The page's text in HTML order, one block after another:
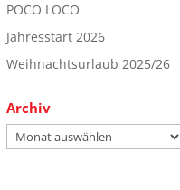
POCO LOCO
Jahresstart 2026
Weihnachtsurlaub 2025/26
Archiv
Archiv